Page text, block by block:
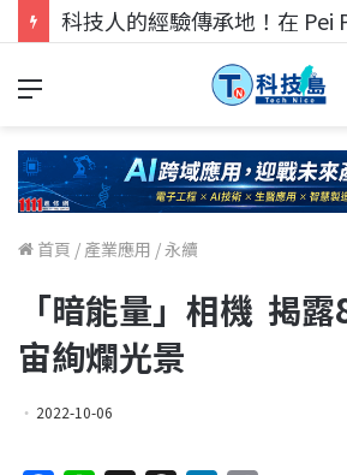
首頁 / 產業應用 /永續
「暗能量」相機 揭
宙絢爛光景
2022-10-06